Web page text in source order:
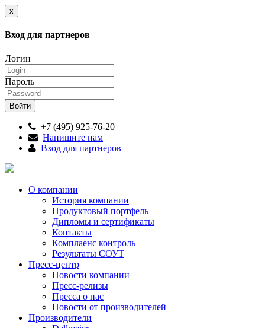
x
Вход для партнеров
Логин
Пароль
+7 (495) 925-76-20
Напишите нам
Вход для партнеров
О компании
История компании
Продуктовый портфель
Дипломы и сертификаты
Контакты
Комплаенс контроль
Результаты СОУТ
Пресс-центр
Новости компании
Пресс-релизы
Пресса о нас
Новости от производителей
Производители